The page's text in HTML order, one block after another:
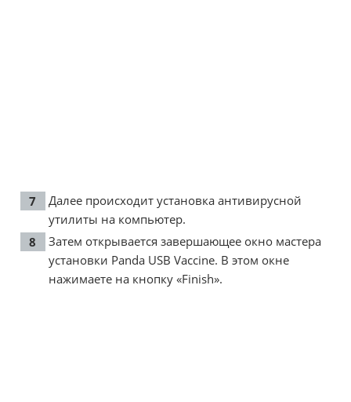
Далее происходит установка антивирусной
утилиты на компьютер.
Затем открывается завершающее окно мастера
установки Panda USB Vaccine. В этом окне
нажимаете на кнопку «Finish».